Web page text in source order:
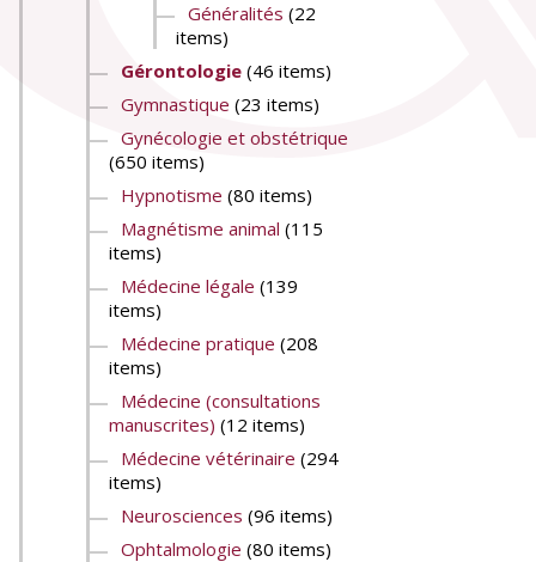
Généralités (22
items)
Gérontologie(46 items)
Gymnastique (23 items)
Gynécologie et obstétrique
(650 items)
Hypnotisme (80 items)
Magnétisme animal (115
items)
Médecine légale (139
items)
Médecine pratique (208
items)
Médecine (consultations
manuscrites) (12 items)
Médecine vétérinaire (294
items)
Neurosciences (96 items)
Ophtalmologie (80 items)